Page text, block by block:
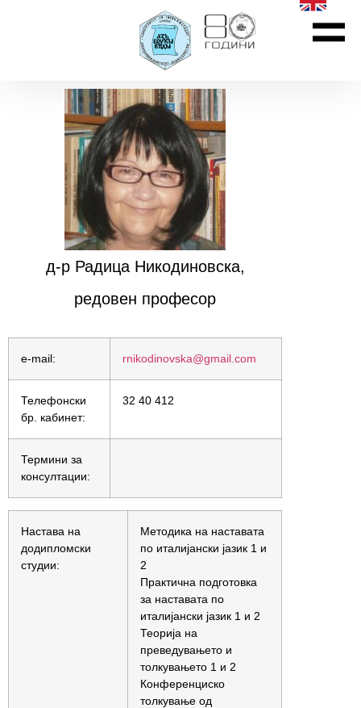
д-р Радица Никодиновска,
редовен професор
e-mail: rnikodinovska@gmail.com
Телефонски
бр. кабинет:
32 40 412
Термини за
консултации:
Настава на
додипломски
студии:
Методика на наставата
по италијански јазик 1 и
2
Практична подготовка
за наставата по
италијански јазик 1 и 2
Теорија на
преведувањето и
толкувањето 1 и 2
Конференциско
толкување од